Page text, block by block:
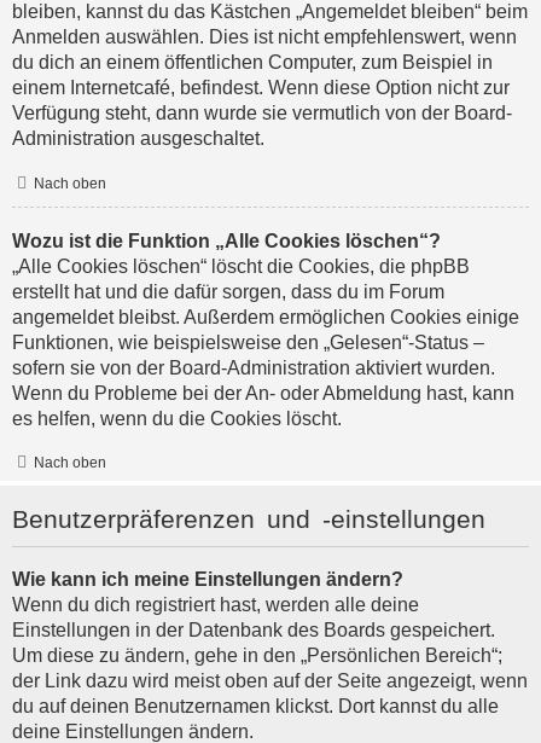
bleiben, kannst du das Kästchen „Angemeldet bleiben“ beim
Anmelden auswählen. Dies ist nicht empfehlenswert, wenn
du dich an einem öffentlichen Computer, zum Beispiel in
einem Internetcafé, befindest. Wenn diese Option nicht zur
Verfügung steht, dann wurde sie vermutlich von der Board-
Administration ausgeschaltet.
Nach oben
Wozu ist die Funktion „Alle Cookies löschen“?
„Alle Cookies löschen“ löscht die Cookies, die phpBB
erstellt hat und die dafür sorgen, dass du im Forum
angemeldet bleibst. Außerdem ermöglichen Cookies einige
Funktionen, wie beispielsweise den „Gelesen“-Status –
sofern sie von der Board-Administration aktiviert wurden.
Wenn du Probleme bei der An- oder Abmeldung hast, kann
es helfen, wenn du die Cookies löscht.
Nach oben
Benutzerpräferenzen und -einstellungen
Wie kann ich meine Einstellungen ändern?
Wenn du dich registriert hast, werden alle deine
Einstellungen in der Datenbank des Boards gespeichert.
Um diese zu ändern, gehe in den „Persönlichen Bereich“;
der Link dazu wird meist oben auf der Seite angezeigt, wenn
du auf deinen Benutzernamen klickst. Dort kannst du alle
deine Einstellungen ändern.